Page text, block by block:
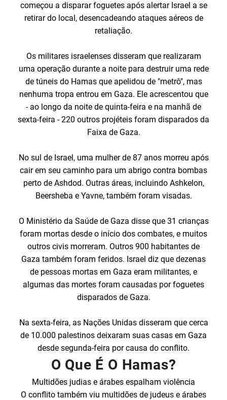
começou a disparar foguetes após alertar Israel a se
retirar do local, desencadeando ataques aéreos de
retaliação.
Os militares israelenses disseram que realizaram
uma operação durante a noite para destruir uma rede
de túneis do Hamas que apelidou de "metrô", mas
nenhuma tropa entrou em Gaza. Ele acrescentou que
- ao longo da noite de quinta-feira e na manhã de
sexta-feira - 220 outros projéteis foram disparados da
Faixa de Gaza.
No sul de Israel, uma mulher de 87 anos morreu após
cair em seu caminho para um abrigo contra bombas
perto de Ashdod. Outras áreas, incluindo Ashkelon,
Beersheba e Yavne, também foram visadas.
O Ministério da Saúde de Gaza disse que 31 crianças
foram mortas desde o início dos combates, e muitos
outros civis morreram. Outros 900 habitantes de
Gaza também foram feridos. Israel diz que dezenas
de pessoas mortas em Gaza eram militantes, e
algumas das mortes foram causadas por foguetes
disparados de Gaza.
Na sexta-feira, as Nações Unidas disseram que cerca
de 10.000 palestinos deixaram suas casas em Gaza
desde segunda-feira por causa do conflito.
O Que É O Hamas?
Multidões judias e árabes espalham violência
O conflito também viu multidões de judeus e árabes